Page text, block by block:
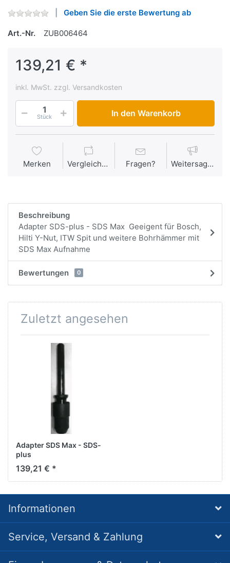
Geben Sie die erste Bewertung ab
Art.-Nr. ZUB006464
139,21 € *
inkl. MwSt. zzgl. Versandkosten
Stück In den Warenkorb
Merken Vergleichen Fragen? Weitersagen
Beschreibung
Adapter SDS-plus - SDS Max Geeigent für Bosch,
Hilti Y-Nut, ITW Spit und weitere Bohrhämmer mit
SDS Max Aufnahme
Bewertungen 0
Zuletzt angesehen
Adapter SDS Max - SDS-
plus
139,21 € *
Informationen
Service, Versand & Zahlung